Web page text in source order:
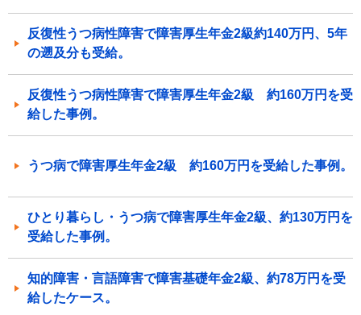
反復性うつ病性障害で障害厚生年金2級約140万円、5年
の遡及分も受給。
反復性うつ病性障害で障害厚生年金2級 約160万円を受
給した事例。
うつ病で障害厚生年金2級 約160万円を受給した事例。
ひとり暮らし・うつ病で障害厚生年金2級、約130万円を
受給した事例。
知的障害・言語障害で障害基礎年金2級、約78万円を受
給したケース。